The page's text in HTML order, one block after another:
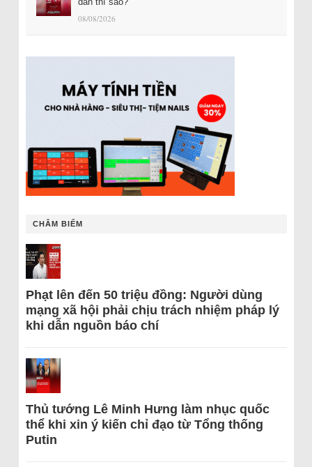
08/08/2026
CHÂM BIẾM
Phạt lên đến 50 triệu đồng: Người dùng
mạng xã hội phải chịu trách nhiệm pháp lý
khi dẫn nguồn báo chí
Thủ tướng Lê Minh Hưng làm nhục quốc
thể khi xin ý kiến chỉ đạo từ Tổng thống
Putin